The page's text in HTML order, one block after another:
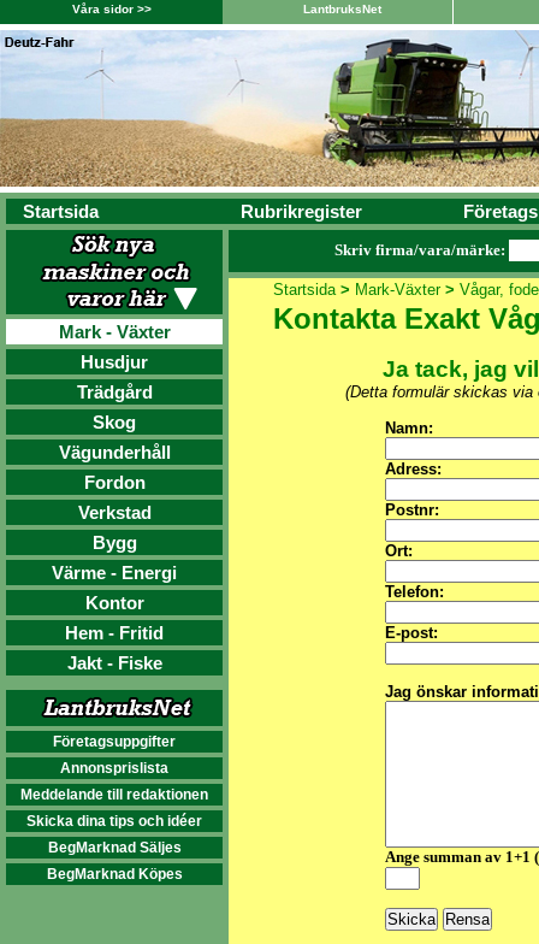
Våra sidor >> LantbruksNet
Startsida Rubrikregister
Mark - Växter
Husdjur
Trädgård
Skog
Vägunderhåll
Fordon
Verkstad
Bygg
Värme - Energi
Kontor
Hem - Fritid
Jakt - Fiske
Företagsuppgifter
Annonsprislista
Meddelande till redaktionen
Skicka dina tips och idéer
BegMarknad Säljes
BegMarknad Köpes
Skriv firma/vara/märke:
Startsida> Mark-Växter> Vågar,
Kontakta Exakt
Ja tack, jag
(Detta formulär skickas via
Namn:
Adress:
Postnr:
Ort:
Telefon:
E-post:
Jag önskar
Ange summan av 1+1